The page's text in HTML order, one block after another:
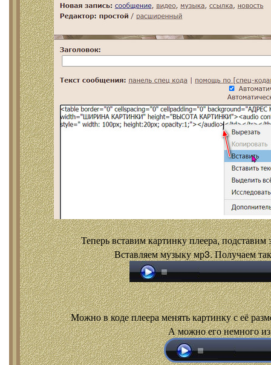
Теперь вставим картинку плеера, подставим
Вставляем музыку мр3. Получаем
Можно в коде плеера менять картинку с её
А можно его немного